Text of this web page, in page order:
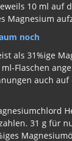
10 ml auf
Magnesium
noch
als 31%ige
Flaschen
auch
31 g für